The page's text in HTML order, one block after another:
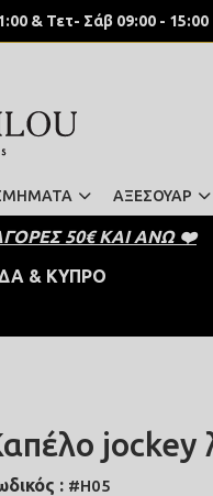
& Τετ- Σάβ 09:00 - 15:00
ΑΞΕΣΟΥΑΡ
50€ ΚΑΙ ΑΝΩ ❤️
& ΚΥΠΡΟ
jockey
: #H05